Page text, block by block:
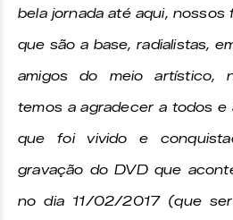
bela jornada até aqui, nossos
que são a base, radialistas,
amigos do meio artístico,
temos a agradecer a todos
que foi vivido e
gravação do DVD que
no dia 11/02/2017 (que